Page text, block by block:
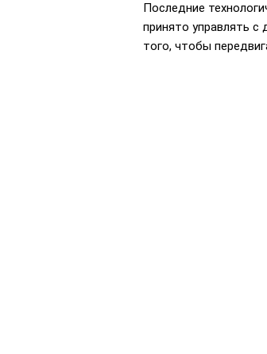
Последние
принято управлять с
того, чтобы